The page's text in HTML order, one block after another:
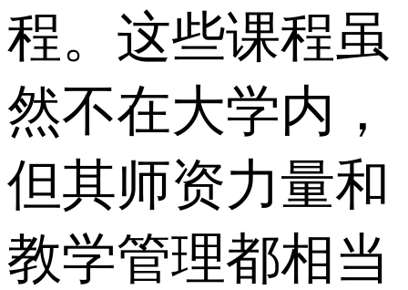
程。这些课程虽
然不在大学内，
但其师资力量和
教学管理都相当